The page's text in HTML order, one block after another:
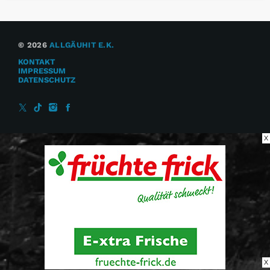
© 2026ALLGÄUHIT E.K.
KONTAKT
IMPRESSUM
DATENSCHUTZ
X
X